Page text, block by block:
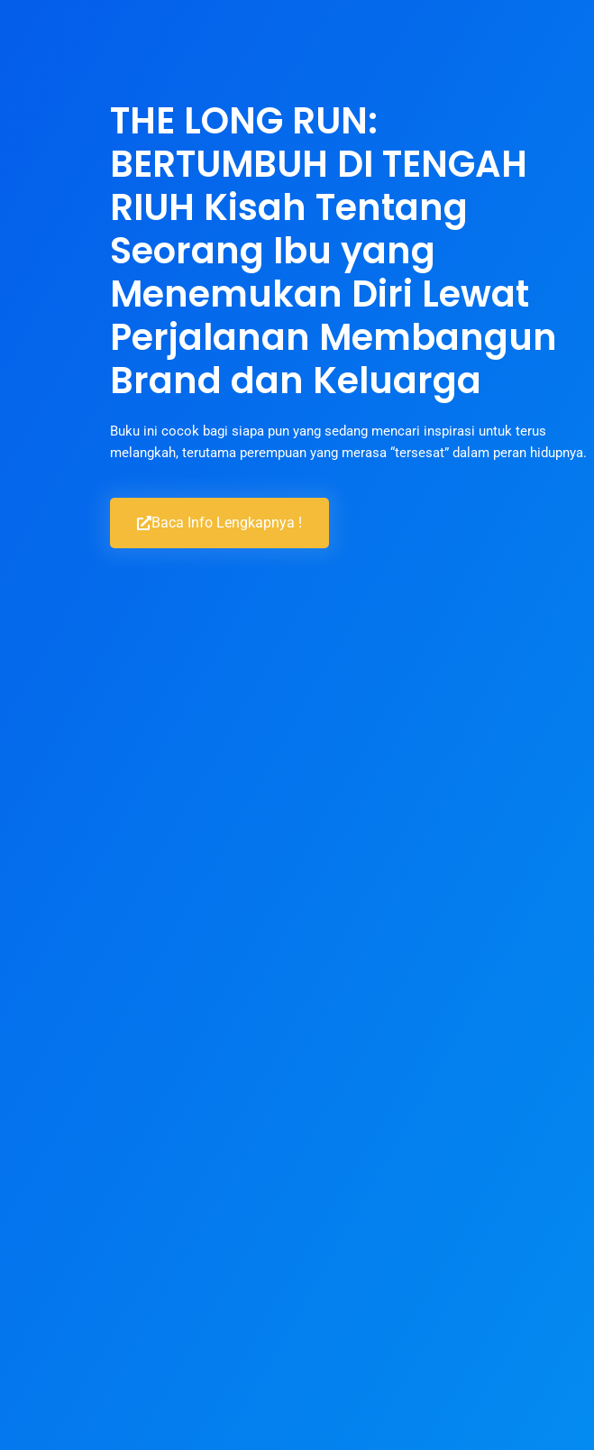
THE LONG RUN:
BERTUMBUH DI TENGAH
RIUH Kisah Tentang
Seorang Ibu yang
Menemukan Diri Lewat
Perjalanan Membangun
Brand dan Keluarga
Buku ini cocok bagi siapa pun yang sedang mencari inspirasi untuk terus
melangkah, terutama perempuan yang merasa “tersesat” dalam peran hidupnya.
Baca Info Lengkapnya !